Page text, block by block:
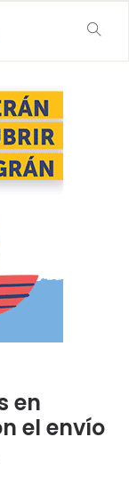
en
el envío